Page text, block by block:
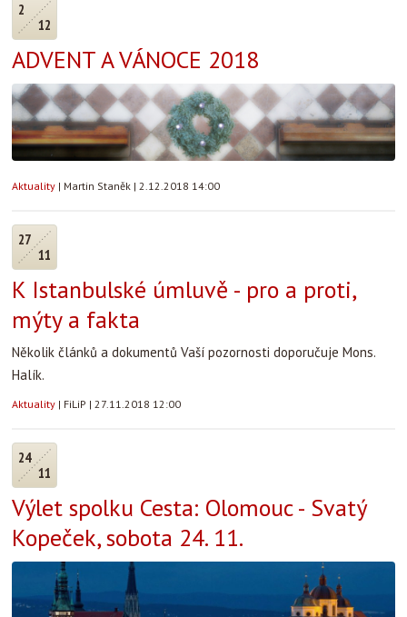
2
12
ADVENT A VÁNOCE 2018
Aktuality | Martin Staněk | 2.12.2018 14:00
27
11
K Istanbulské úmluvě - pro a proti,
mýty a fakta
Několik článků a dokumentů Vaší pozornosti doporučuje Mons.
Halík.
Aktuality | FiLiP | 27.11.2018 12:00
24
11
Výlet spolku Cesta: Olomouc - Svatý
Kopeček, sobota 24. 11.